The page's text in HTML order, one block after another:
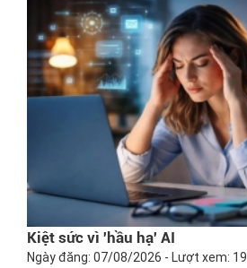
Kiệt sức vì 'hầu hạ' AI
Ngày đăng: 07/08/2026 - Lượt xem: 19